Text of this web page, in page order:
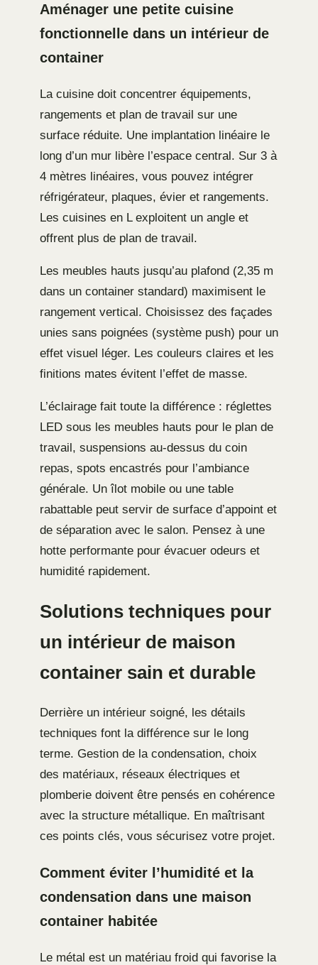
Aménager une petite cuisine
fonctionnelle dans un intérieur de
container
La cuisine doit concentrer équipements,
rangements et plan de travail sur une
surface réduite. Une implantation linéaire le
long d’un mur libère l’espace central. Sur 3 à
4 mètres linéaires, vous pouvez intégrer
réfrigérateur, plaques, évier et rangements.
Les cuisines en L exploitent un angle et
offrent plus de plan de travail.
Les meubles hauts jusqu’au plafond (2,35 m
dans un container standard) maximisent le
rangement vertical. Choisissez des façades
unies sans poignées (système push) pour un
effet visuel léger. Les couleurs claires et les
finitions mates évitent l’effet de masse.
L’éclairage fait toute la différence : réglettes
LED sous les meubles hauts pour le plan de
travail, suspensions au-dessus du coin
repas, spots encastrés pour l’ambiance
générale. Un îlot mobile ou une table
rabattable peut servir de surface d’appoint et
de séparation avec le salon. Pensez à une
hotte performante pour évacuer odeurs et
humidité rapidement.
Solutions techniques pour
un intérieur de maison
container sain et durable
Derrière un intérieur soigné, les détails
techniques font la différence sur le long
terme. Gestion de la condensation, choix
des matériaux, réseaux électriques et
plomberie doivent être pensés en cohérence
avec la structure métallique. En maîtrisant
ces points clés, vous sécurisez votre projet.
Comment éviter l’humidité et la
condensation dans une maison
container habitée
Le métal est un matériau froid qui favorise la